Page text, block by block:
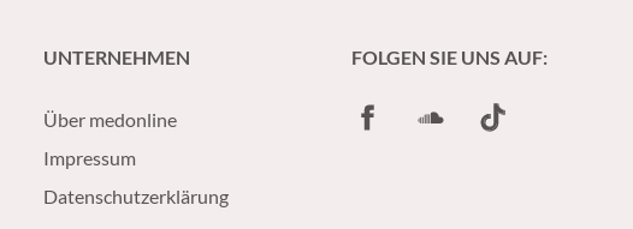
UNTERNEHMEN
Über medonline
Impressum
Datenschutzerklärung
FOLGEN SIE UNS AUF:
FacebookSoundCloud
TikTok